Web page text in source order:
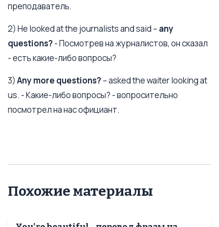
преподаватель.
2) He looked at the journalists and said – any
questions?- Посмотрев на журналистов, он сказал
- есть какие-либо вопросы?
3) Any more questions?– asked the waiter looking at
us. - Какие-либо вопросы? - вопросительно
посмотрел на нас официант.
Похожие материалы